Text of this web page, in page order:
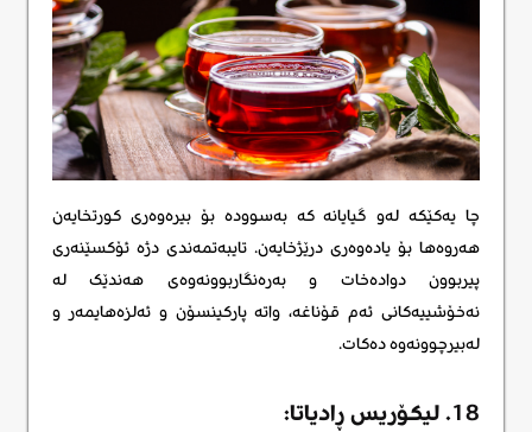
چا یەکێکە لەو گیایانە که بەسوودە بۆ بیرەوەری کورتخایەن
هەروەها بۆ یادەوەری درێژخایەن. تایبەتمەندی دژە ئۆکسێنەری
پیربوون دوادەخات و بەرەنگاربوونەوەی هەندێک لە
نەخۆشییەکانی ئەم قۆناغە، واتە پارکینسۆن و ئەلزەهایمەر و
لەبیرچوونەوە دەکات.
18. لیکۆریس ڕادیاتا: